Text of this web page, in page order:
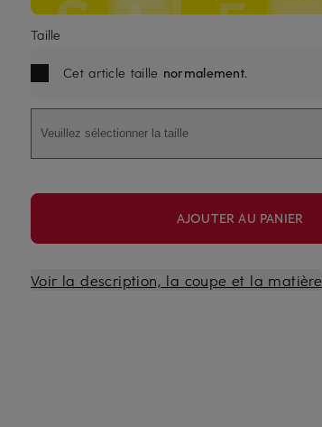
Taille
Cet article taille normalement.
Veuillez sélectionner la taille
AJOUTER AU PANIER
Voir la description, la coupe et la matière